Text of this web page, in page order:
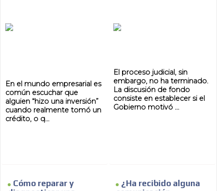
En el mundo empresarial es
común escuchar que
alguien “hizo una inversión”
cuando realmente tomó un
crédito, o q...
El proceso judicial, sin
embargo, no ha terminado.
La discusión de fondo
consiste en establecer si el
Gobierno motivó ...
Cómo reparar y
¿Ha recibido alguna